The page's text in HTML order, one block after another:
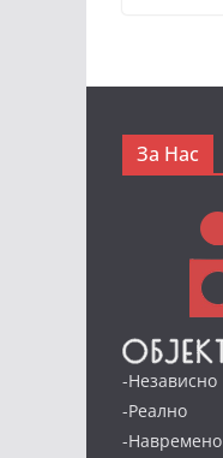
За Нас
-Независно
-Реално
-Навремено